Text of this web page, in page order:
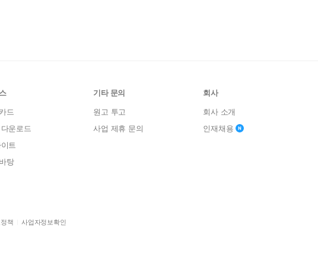
드
운로드
트
탕
기타 문의
원고 투고
사업 제휴 문의
회사
회사 소개
인재채용
책 사업자정보확인